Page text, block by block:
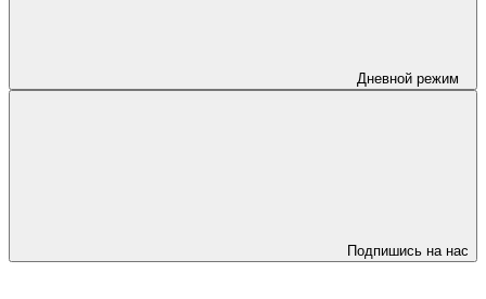
Дневной режим
Подпишись на нас